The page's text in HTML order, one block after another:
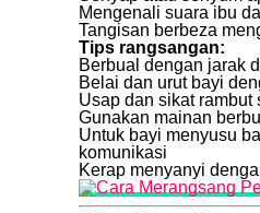
Mengenali suara ibu
Tangisan berbeza
Tips rangsangan:
Berbual dengan jarak
Belai dan urut bayi
Usap dan sikat rambut
Gunakan mainan
Untuk bayi menyusu
komunikasi
Kerap menyanyi